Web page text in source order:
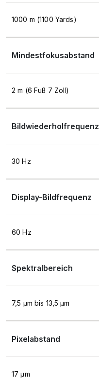
1000 m (1100 Yards)
Mindestfokusabstand
2 m (6 Fuß 7 Zoll)
Bildwiederholfrequenz
30 Hz
Display-Bildfrequenz
60 Hz
Spektralbereich
7,5 μm bis 13,5 μm
Pixelabstand
17 μm